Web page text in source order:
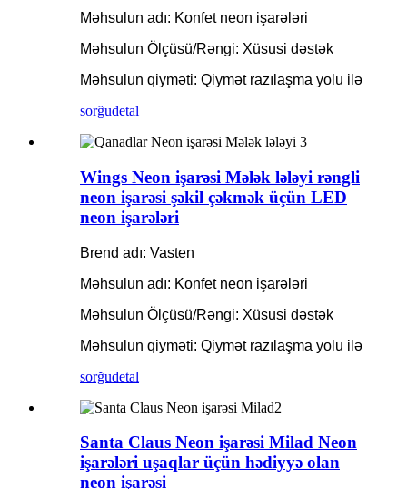
Məhsulun adı: Konfet neon işarələri
Məhsulun Ölçüsü/Rəngi: Xüsusi dəstək
Məhsulun qiyməti: Qiymət razılaşma yolu ilə
sorğudetal
Wings Neon işarəsi Mələk lələyi rəngli
neon işarəsi şəkil çəkmək üçün LED
neon işarələri
Brend adı: Vasten
Məhsulun adı: Konfet neon işarələri
Məhsulun Ölçüsü/Rəngi: Xüsusi dəstək
Məhsulun qiyməti: Qiymət razılaşma yolu ilə
sorğudetal
Santa Claus Neon işarəsi Milad Neon
işarələri uşaqlar üçün hədiyyə olan
neon işarəsi